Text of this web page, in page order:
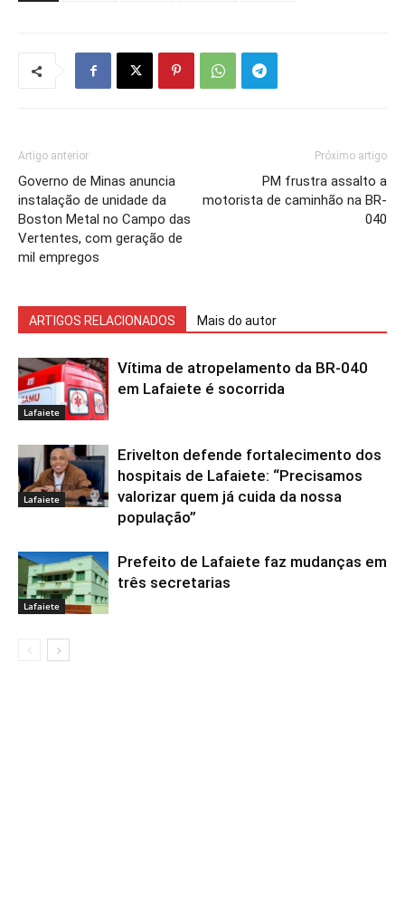
Artigo anterior
Governo de Minas anuncia
instalação de unidade da
Boston Metal no Campo das
Vertentes, com geração de
mil empregos
Próximo artigo
PM frustra assalto a
motorista de caminhão na BR-
040
ARTIGOS RELACIONADOS Mais do autor
Lafaiete
Vítima de atropelamento da BR-040
em Lafaiete é socorrida
Lafaiete
Erivelton defende fortalecimento dos
hospitais de Lafaiete: “Precisamos
valorizar quem já cuida da nossa
população”
Lafaiete
Prefeito de Lafaiete faz mudanças em
três secretarias